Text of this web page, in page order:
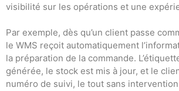
visibilité sur les opérations et une
Par exemple, dès qu’un client passe
le WMS reçoit automatiquement
la préparation de la commande.
générée, le stock est mis à jour, et le
numéro de suivi, le tout sans